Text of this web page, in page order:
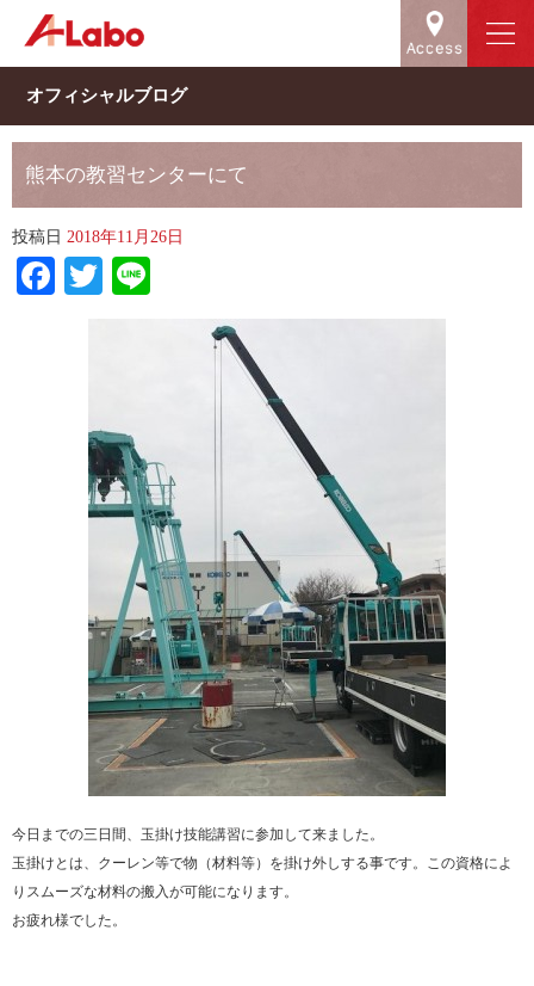
オフィシャルブログ
熊本の教習センターにて
投稿日 2018年11月26日
Facebook
Twitter
今日までの三日間、玉掛け技能講習に参加して来ました。
玉掛けとは、クーレン等で物（材料等）を掛け外しする事です。この資格によ
りスムーズな材料の搬入が可能になります。
お疲れ様でした。